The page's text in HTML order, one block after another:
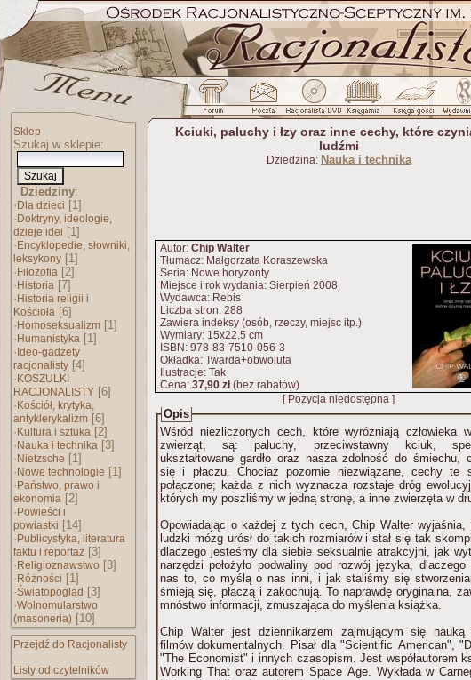
Sklep
Szukaj w sklepie:
Dziedziny:
· Dla dzieci [1]
· Doktryny, ideologie,
dzieje idei [1]
· Encyklopedie, słowniki,
leksykony [1]
· Filozofia [2]
· Historia [7]
· Historia religii i
Kościoła [6]
· Homoseksualizm [1]
· Humanistyka [1]
· Ideo-gadżety
racjonalisty [4]
· KOSZULKI
RACJONALISTY [6]
· Kościół, krytyka,
antyklerykalizm [6]
· Kultura i sztuka [2]
· Nauka i technika [3]
· Nietzsche [1]
· Nowe technologie [1]
· Państwo, prawo i
ekonomia [2]
· Powieści i
powiastki [14]
· Publicystyka, literatura
faktu i reportaż [3]
· Religioznawstwo [3]
· Różności [1]
·Światopogląd [3]
·Wolnomularstwo
(masoneria) [10]
Przejdź do Racjonalisty
Listy od czytelników
Kciuki, paluchy i łzy oraz inne cechy, które
ludźmi
Dziedzina: Nauka i technika
Autor: Chip Walter
Tłumacz: Małgorzata Koraszewska
Seria: Nowe horyzonty
Miejsce i rok wydania: Sierpień 2008
Wydawca: Rebis
Liczba stron: 288
Zawiera indeksy (osób, rzeczy, miejsc itp.)
Wymiary: 15x22,5 cm
ISBN: 978-83-7510-056-3
Okładka: Twarda+obwoluta
Ilustracje: Tak
Cena: 37,90 zł(bez rabatów)
[ Pozycja niedostępna ]
Opis
Wśród niezliczonych cech, które wyróżniają człowieka
zwierząt, są: paluchy, przeciwstawny kciuk,
ukształtowane gardło oraz nasza zdolność do śmiechu,
się i płaczu. Chociaż pozornie niezwiązane, cechy te
połączone; każda z nich wyznacza rozstaje dróg
których my poszliśmy w jedną stronę, a inne zwierzęta w
Opowiadając o każdej z tych cech, Chip Walter wyjaśnia,
ludzki mózg urósł do takich rozmiarów i stał się tak
dlaczego jesteśmy dla siebie seksualnie atrakcyjni, jak
narzędzi położyło podwaliny pod rozwój języka, dlaczego
nas to, co myślą o nas inni, i jak staliśmy się
śmieją się, płaczą i zakochują. To naprawdę oryginalna,
mnóstwo informacji, zmuszająca do myślenia książka.
Chip Walter jest dziennikarzem zajmującym się
filmów dokumentalnych. Pisał dla "Scientific American",
"The Economist" i innych czasopism. Jest współautorem
Working That oraz autorem Space Age. Wykłada w